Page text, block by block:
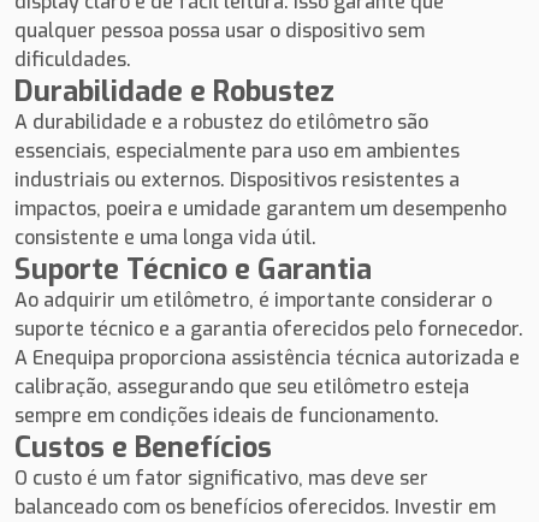
qualquer pessoa possa usar o dispositivo sem
dificuldades.
Durabilidade e Robustez
A durabilidade e a robustez do etilômetro são
essenciais, especialmente para uso em ambientes
industriais ou externos. Dispositivos resistentes a
impactos, poeira e umidade garantem um desempenho
consistente e uma longa vida útil.
Suporte Técnico e Garantia
Ao adquirir um etilômetro, é importante considerar o
suporte técnico e a garantia oferecidos pelo fornecedor.
A Enequipa proporciona assistência técnica autorizada e
calibração, assegurando que seu etilômetro esteja
sempre em condições ideais de funcionamento.
Custos e Benefícios
O custo é um fator significativo, mas deve ser
balanceado com os benefícios oferecidos. Investir em